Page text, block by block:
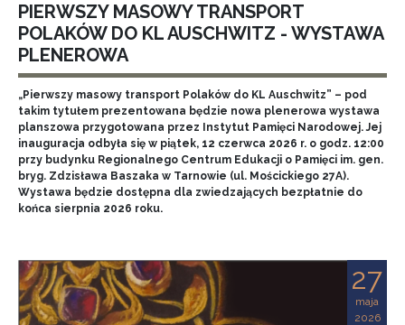
PIERWSZY MASOWY TRANSPORT
POLAKÓW DO KL AUSCHWITZ - WYSTAWA
PLENEROWA
„Pierwszy masowy transport Polaków do KL Auschwitz” – pod
takim tytułem prezentowana będzie nowa plenerowa wystawa
planszowa przygotowana przez Instytut Pamięci Narodowej. Jej
inauguracja odbyła się w piątek, 12 czerwca 2026 r. o godz. 12:00
przy budynku Regionalnego Centrum Edukacji o Pamięci im. gen.
bryg. Zdzisława Baszaka w Tarnowie (ul. Mościckiego 27A).
Wystawa będzie dostępna dla zwiedzających bezpłatnie do
końca sierpnia 2026 roku.
27
maja
2026